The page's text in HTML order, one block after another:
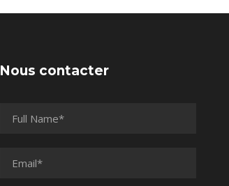
Nous contacter